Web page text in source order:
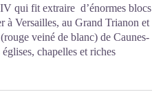
qui fit extraire d’énormes blocs
à Versailles, au Grand Trianon et
veiné de blanc) de Caunes-
chapelles et riches